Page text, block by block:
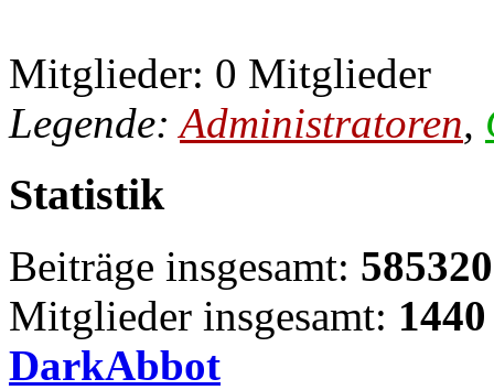
Mitglieder: 0 Mitglieder
Legende:Administratoren,
Statistik
Beiträge insgesamt: 585320
Mitglieder insgesamt: 1440
DarkAbbot